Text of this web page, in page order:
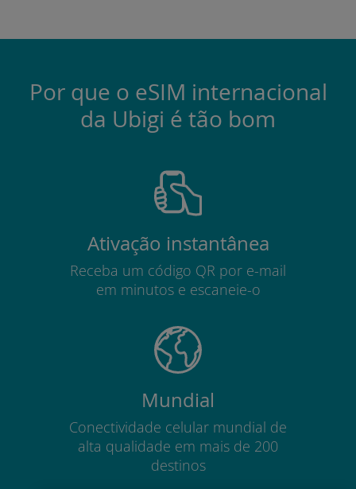
Por que o eSIM internacional
da Ubigi é tão bom
Ativação instantânea
Receba um código QR por e-mail
em minutos e escaneie-o
Mundial
Conectividade celular mundial de
alta qualidade em mais de 200
destinos